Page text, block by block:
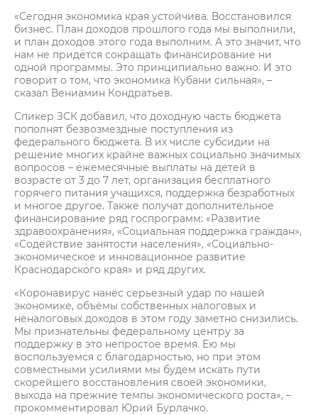
«Сегодня экономика края устойчива. Восстановился
бизнес. План доходов прошлого года мы выполнили,
и план доходов этого года выполним. А это значит, что
нам не придётся сокращать финансирование ни
одной программы. Это принципиально важно. И это
говорит о том, что экономика Кубани сильная», –
сказал Вениамин Кондратьев.
Спикер ЗСК добавил, что доходную часть бюджета
пополнят безвозмездные поступления из
федерального бюджета. В их числе субсидии на
решение многих крайне важных социально значимых
вопросов – ежемесячные выплаты на детей в
возрасте от 3 до 7 лет, организация бесплатного
горячего питания учащихся, поддержка безработных
и многое другое. Также получат дополнительное
финансирование ряд госпрограмм: «Развитие
здравоохранения», «Социальная поддержка граждан»,
«Содействие занятости населения», «Социально-
экономическое и инновационное развитие
Краснодарского края» и ряд других.
«Коронавирус нанёс серьезный удар по нашей
экономике, объёмы собственных налоговых и
неналоговых доходов в этом году заметно снизились.
Мы признательны федеральному центру за
поддержку в это непростое время. Ею мы
воспользуемся с благодарностью, но при этом
совместными усилиями мы будем искать пути
скорейшего восстановления своей экономики,
выхода на прежние темпы экономического роста», –
прокомментировал Юрий Бурлачко.